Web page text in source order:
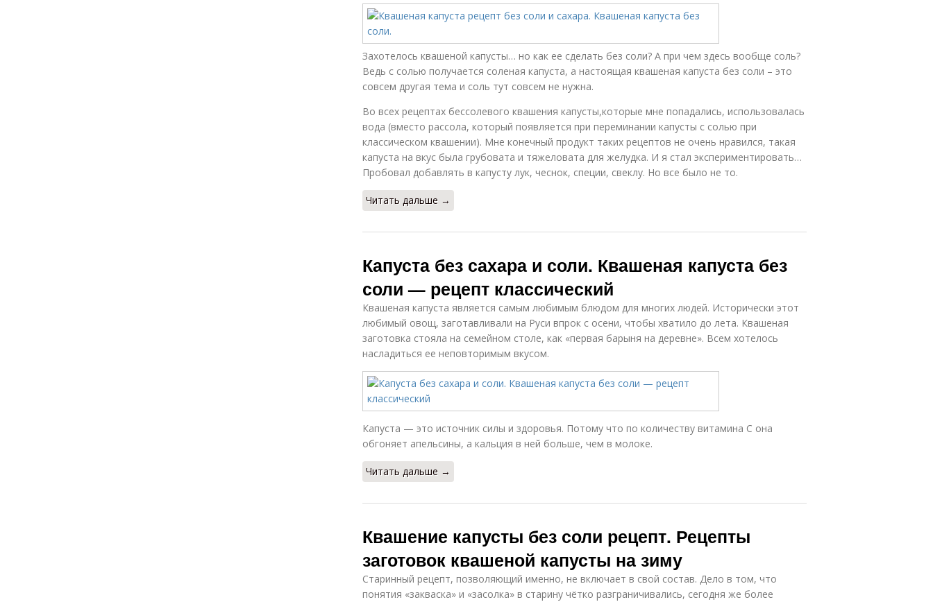
Захотелось квашеной капусты… но как ее сделать без соли? А при чем здесь вообще соль?
Ведь с солью получается соленая капуста, а настоящая квашеная капуста без соли – это
совсем другая тема и соль тут совсем не нужна.
Во всех рецептах бессолевого квашения капусты,которые мне попадались, использовалась
вода (вместо рассола, который появляется при переминании капусты с солью при
классическом квашении). Мне конечный продукт таких рецептов не очень нравился, такая
капуста на вкус была грубовата и тяжеловата для желудка. И я стал экспериментировать…
Пробовал добавлять в капусту лук, чеснок, специи, свеклу. Но все было не то.
Читать дальше →
Капуста без сахара и соли. Квашеная капуста без
соли — рецепт классический
Квашеная капуста является самым любимым блюдом для многих людей. Исторически этот
любимый овощ, заготавливали на Руси впрок с осени, чтобы хватило до лета. Квашеная
заготовка стояла на семейном столе, как «первая барыня на деревне». Всем хотелось
насладиться ее неповторимым вкусом.
Капуста — это источник силы и здоровья. Потому что по количеству витамина С она
обгоняет апельсины, а кальция в ней больше, чем в молоке.
Читать дальше →
Квашение капусты без соли рецепт. Рецепты
заготовок квашеной капусты на зиму
Старинный рецепт, позволяющий именно, не включает в свой состав. Дело в том, что
понятия «закваска» и «засолка» в старину чётко разграничивались, сегодня же более